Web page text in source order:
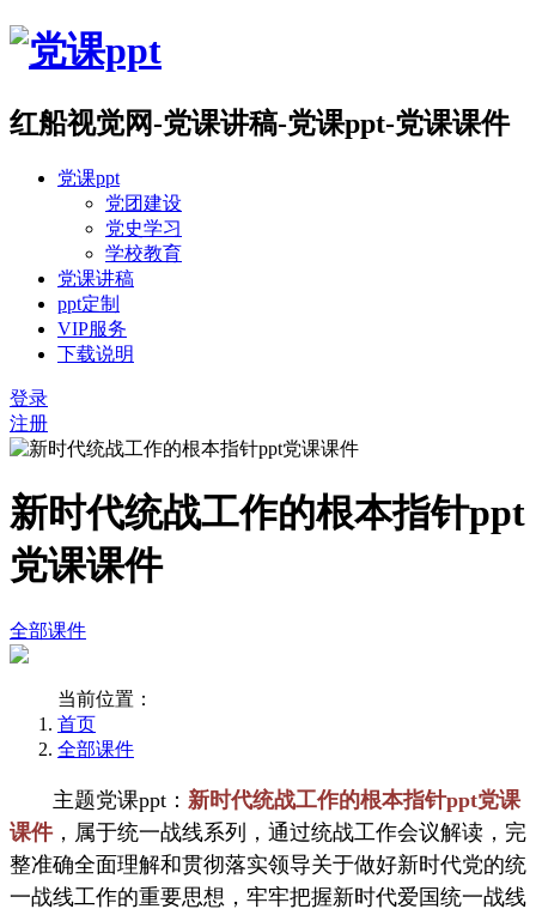
红船视觉网-党课讲稿-党课ppt-党课课件
党课ppt
党团建设
党史学习
学校教育
党课讲稿
ppt定制
VIP服务
下载说明
登录
注册
新时代统战工作的根本指针ppt
党课课件
全部课件
当前位置：
首页
全部课件
主题党课ppt： 新时代统战工作的根本指针ppt党课
课件，属于统一战线系列，通过统战工作会议解读，完
整准确全面理解和贯彻落实领导关于做好新时代党的统
一战线工作的重要思想，牢牢把握新时代爱国统一战线